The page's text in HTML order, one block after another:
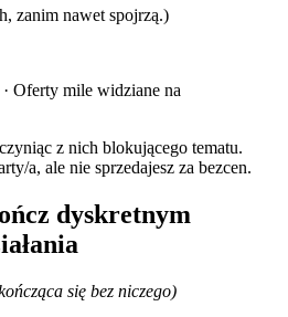
zanim nawet spojrzą.)
Oferty mile widziane na
z nich blokującego tematu.
a, ale nie sprzedajesz za bezcen.
dyskretnym
się bez niczego)